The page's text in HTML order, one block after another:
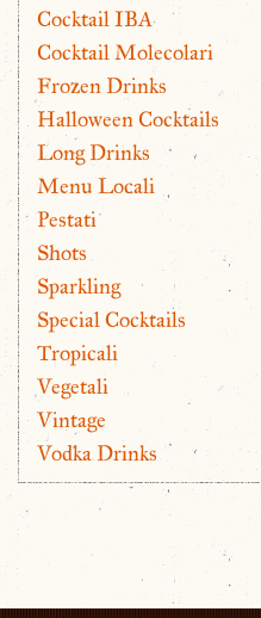
Cocktail IBA
Cocktail Molecolari
Frozen Drinks
Halloween Cocktails
Long Drinks
Menu Locali
Pestati
Shots
Sparkling
Special Cocktails
Tropicali
Vegetali
Vintage
Vodka Drinks